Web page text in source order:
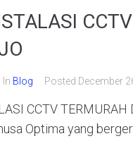
In Blog Posted December
CCTV
Optima yang